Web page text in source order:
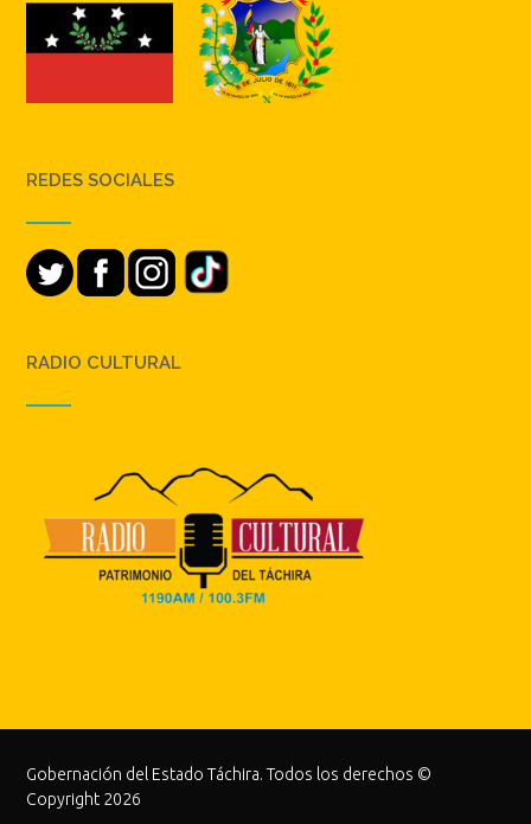
REDES SOCIALES
RADIO CULTURAL
Gobernación del Estado Táchira. Todos los derechos ©
Copyright 2026